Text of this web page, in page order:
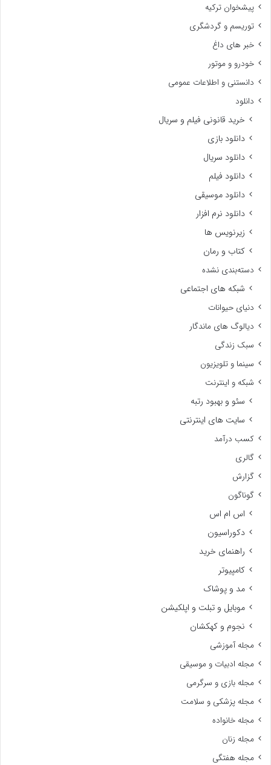
پیشخوان ترکیه
توریسم و گردشگری
خبر های داغ
خودرو و موتور
دانستنی و اطلاعات عمومی
دانلود
خرید قانونی فیلم و سریال
دانلود بازی
دانلود سریال
دانلود فیلم
دانلود موسیقی
دانلود نرم افزار
زیرنویس ها
کتاب و رمان
دسته‌بندی نشده
شبکه های اجتماعی
دنیای حیوانات
دیالوگ های ماندگار
سبک زندگی
سینما و تلویزیون
شبکه و اینترنت
سئو و بهبود رتبه
سایت های اینترنتی
کسب درآمد
گالری
گزارش
گوناگون
اس ام اس
دکوراسیون
راهنمای خرید
کامپیوتر
مد و پوشاک
موبایل و تبلت و اپلکیشن
نجوم و کهکشان
مجله آموزشی
مجله ادبیات و موسیقی
مجله بازی و سرگرمی
مجله پزشکی و سلامت
مجله خانواده
مجله زنان
مجله هفتگی